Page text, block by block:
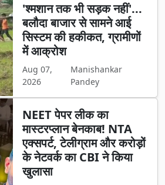
'श्मशान तक भी सड़क नहीं'...
बलौदा बाजार से सामने आई
सिस्टम की हकीकत, ग्रामीणों
में आक्रोश
Aug 07,
2026
Manishankar
Pandey
NEET पेपर लीक का
मास्टरप्लान बेनकाब! NTA
एक्सपर्ट, टेलीग्राम और करोड़ों
के नेटवर्क का CBI ने किया
खुलासा